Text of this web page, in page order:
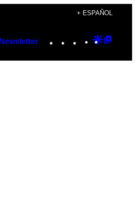
+ ESPAÑOL
Newsletter Instagram
TikTok
YouTube
Google